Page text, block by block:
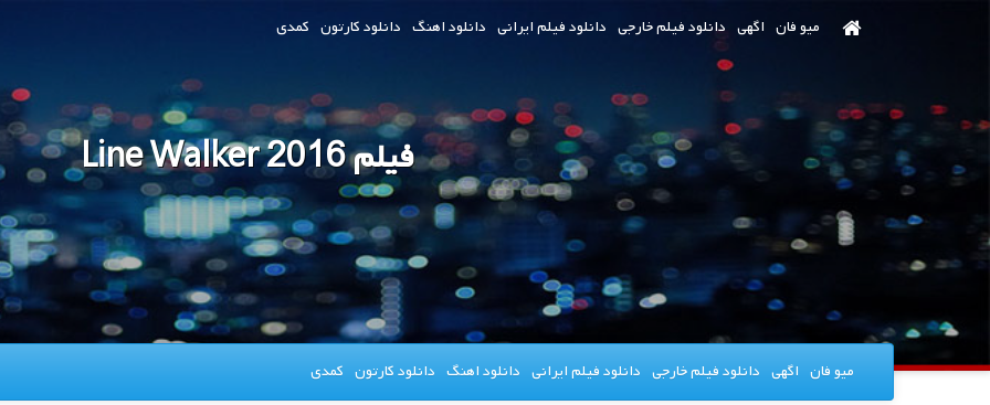
میو فان اگهی دانلود فیلم خارجی دانلود فیلم ایرانی دانلود اهنگ دانلود کارتون کمدی
فیلم Line Walker 2016
میو فان اگهی دانلود فیلم خارجی دانلود فیلم ایرانی دانلود اهنگ دانلود کارتون کمدی